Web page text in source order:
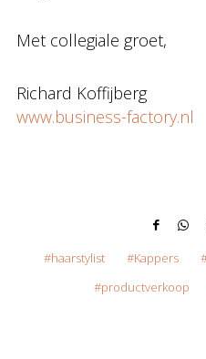
Met collegiale groet,
Richard Koffijberg
www.business-factory.nl
haarstylist Kappers
productverkoop